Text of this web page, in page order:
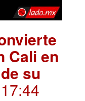
Cali en
su